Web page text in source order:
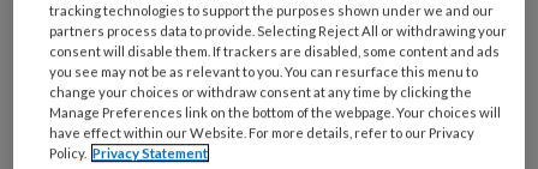
Al een account of abonnement?Log dan in
Wat
is
je
tracking technologies to support the purposes shown under we and our
partners process data to provide. Selecting Reject All or withdrawing your
consent will disable them. If trackers are disabled, some content and ads
you see may not be as relevant to you. You can resurface this menu to
change your choices or withdraw consent at any time by clicking the
Manage Preferences link on the bottom of the webpage. Your choices will
have effect within our Website. For more details, refer to our Privacy
Policy. Privacy Statement